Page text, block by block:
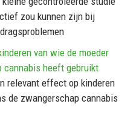
zou kunnen zijn bij
van wie de moeder
cannabis heeft gebruikt
relevant effect op kinderen
de zwangerschap cannabis